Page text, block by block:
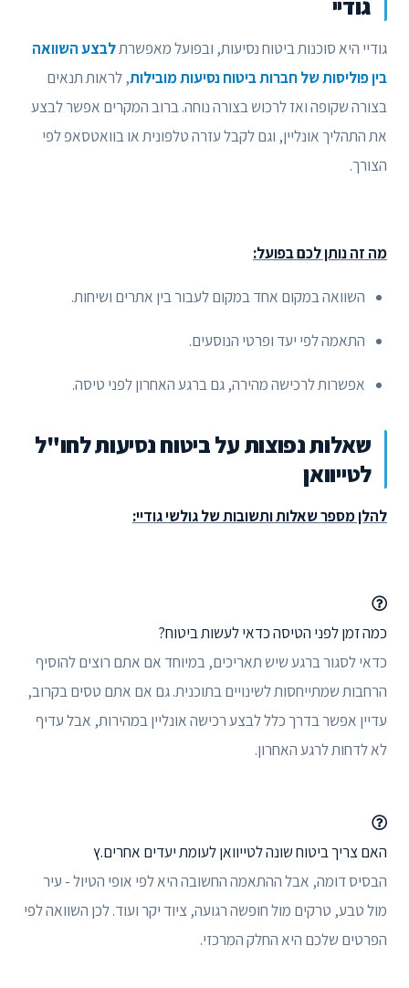
גודיי
גודיי היא סוכנות ביטוח נסיעות, ובפועל מאפשרתלבצע השוואה
בין פוליסות של חברות ביטוח נסיעות מובילות, לראות תנאים
בצורה שקופה ואז לרכוש בצורה נוחה. ברוב המקרים אפשר לבצע
את התהליך אונליין, וגם לקבל עזרה טלפונית או בוואטסאפ לפי
הצורך.
מה זה נותן לכם בפועל:
השוואה במקום אחד במקום לעבור בין אתרים ושיחות.
התאמה לפי יעד ופרטי הנוסעים.
אפשרות לרכישה מהירה, גם ברגע האחרון לפני טיסה.
שאלות נפוצות על ביטוח נסיעות לחו"ל
לטייוואן
להלן מספר שאלות ותשובות של גולשי גודיי:
כמה זמן לפני הטיסה כדאי לעשות ביטוח?
כדאי לסגור ברגע שיש תאריכים, במיוחד אם אתם רוצים להוסיף
הרחבות שמתייחסות לשינויים בתוכנית. גם אם אתם טסים בקרוב,
עדיין אפשר בדרך כלל לבצע רכישה אונליין במהירות, אבל עדיף
לא לדחות לרגע האחרון.
האם צריך ביטוח שונה לטייוואן לעומת יעדים אחרים.ץ
הבסיס דומה, אבל ההתאמה החשובה היא לפי אופי הטיול - עיר
מול טבע, טרקים מול חופשה רגועה, ציוד יקר ועוד. לכן השוואה לפי
הפרטים שלכם היא החלק המרכזי.